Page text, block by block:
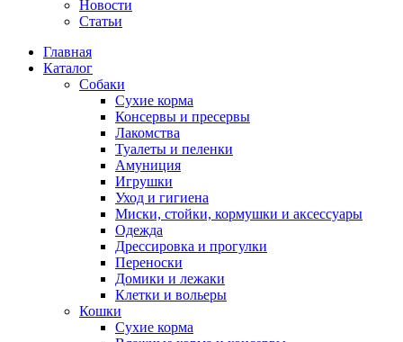
Новости
Статьи
Главная
Каталог
Собаки
Сухие корма
Консервы и пресервы
Лакомства
Туалеты и пеленки
Амуниция
Игрушки
Уход и гигиена
Миски, стойки, кормушки и аксессуары
Одежда
Дрессировка и прогулки
Переноски
Домики и лежаки
Клетки и вольеры
Кошки
Сухие корма